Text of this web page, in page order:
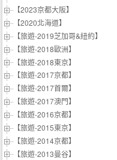
【2023京都大阪】
【2020北海道】
【旅遊-2019芝加哥&紐約】
【旅遊-2018歐洲】
【旅遊-2018東京】
【旅遊-2017京都】
【旅遊-2017首爾】
【旅遊-2017澳門】
【旅遊-2016京都】
【旅遊-2015東京】
【旅遊-2014京都】
【旅遊-2013曼谷】